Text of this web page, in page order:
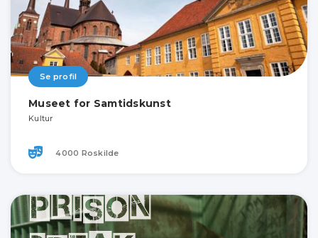
Se profil
Museet for Samtidskunst
Kultur
4000 Roskilde